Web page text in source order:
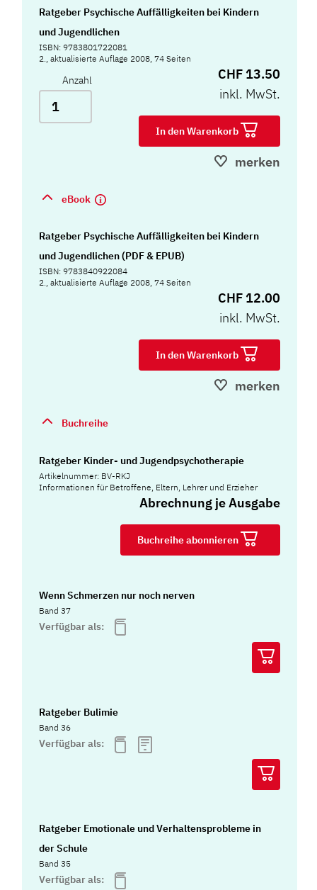
Ratgeber Psychische Auffälligkeiten bei Kindern
und Jugendlichen
ISBN: 9783801722081
2., aktualisierte Auflage 2008, 74 Seiten
Anzahl
CHF 13.50
inkl. MwSt.
In den Warenkorb
merken
eBook
Ratgeber Psychische Auffälligkeiten bei Kindern
und Jugendlichen (PDF & EPUB)
ISBN: 9783840922084
2., aktualisierte Auflage 2008, 74 Seiten
CHF 12.00
inkl. MwSt.
In den Warenkorb
merken
Buchreihe
Ratgeber Kinder- und Jugendpsychotherapie
Artikelnummer: BV-RKJ
Informationen für Betroffene, Eltern, Lehrer und Erzieher
Abrechnung je Ausgabe
Buchreihe abonnieren
Wenn Schmerzen nur noch nerven
Band 37
Verfügbar als:
Ratgeber Bulimie
Band 36
Verfügbar als:
Ratgeber Emotionale und Verhaltensprobleme in
der Schule
Band 35
Verfügbar als: